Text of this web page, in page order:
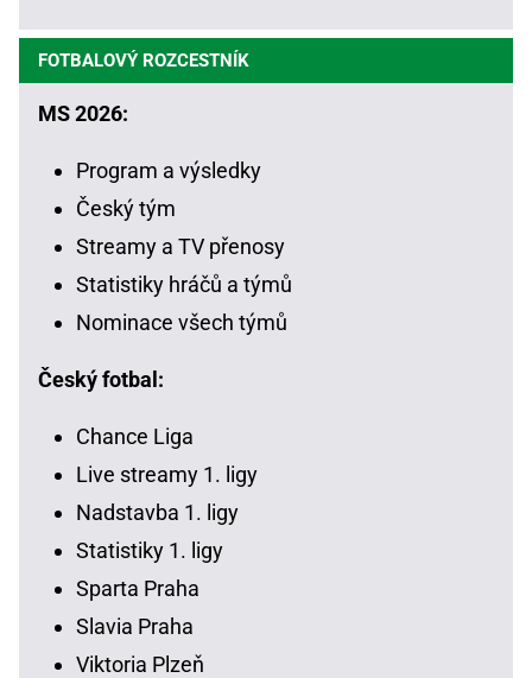
FOTBALOVÝ ROZCESTNÍK
MS 2026:
Program a výsledky
Český tým
Streamy a TV přenosy
Statistiky hráčů a týmů
Nominace všech týmů
Český fotbal:
Chance Liga
Live streamy 1. ligy
Nadstavba 1. ligy
Statistiky 1. ligy
Sparta Praha
Slavia Praha
Viktoria Plzeň